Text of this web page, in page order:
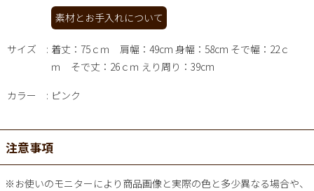
素材とお手入れについて
サイズ
着丈：75ｃｍ 肩幅：49cm 身幅：58cm そで幅：22ｃ
ｍ そで丈：26ｃｍ えり周り：39cm
カラー ピンク
注意事項
※お使いのモニターにより商品画像と実際の色と多少異なる場合や、